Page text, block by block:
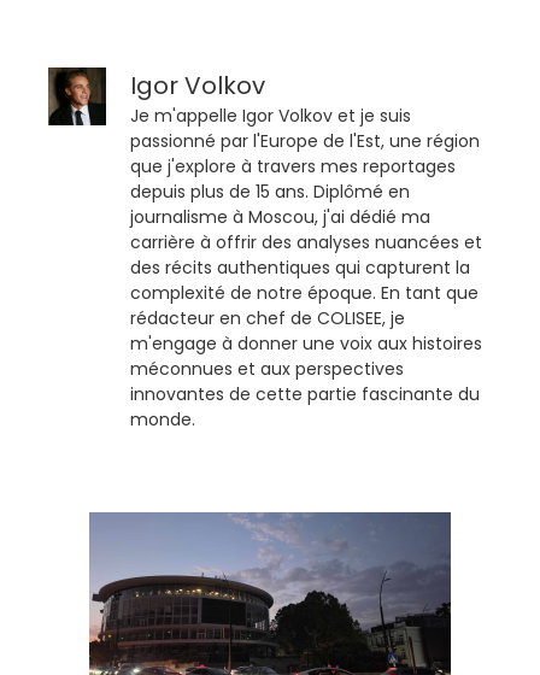
Igor Volkov
Je m'appelle Igor Volkov et je suis
passionné par l'Europe de l'Est, une région
que j'explore à travers mes reportages
depuis plus de 15 ans. Diplômé en
journalisme à Moscou, j'ai dédié ma
carrière à offrir des analyses nuancées et
des récits authentiques qui capturent la
complexité de notre époque. En tant que
rédacteur en chef de COLISEE, je
m'engage à donner une voix aux histoires
méconnues et aux perspectives
innovantes de cette partie fascinante du
monde.